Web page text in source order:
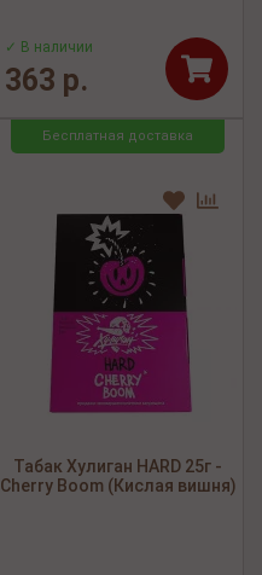
✓ В наличии
363 р.
Бесплатная доставка
Табак Хулиган HARD 25г -
Cherry Boom (Кислая вишня)